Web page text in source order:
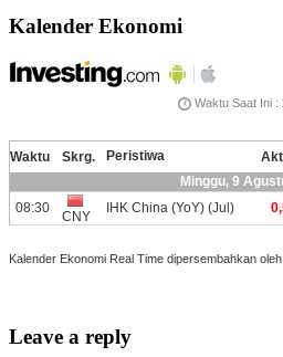
Kalender Ekonomi
Kalender Ekonomi Real Time dipersembahkan oleh
Leave a reply